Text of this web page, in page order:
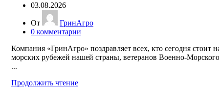
03.08.2026
От
ГринАгро
0 комментарии
Компания «ГринАгро» поздравляет всех, кто сегодня стоит
морских рубежей нашей страны, ветеранов Военно-
...
Продолжить чтение